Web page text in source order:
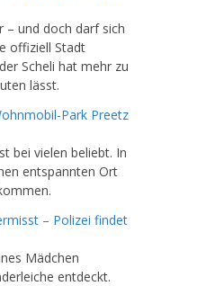
– und doch darf sich
offiziell Stadt
Scheli hat mehr zu
lässt.
Park Preetz
bei vielen beliebt. In
entspannten Ort
– Polizei findet
Mädchen
entdeckt.